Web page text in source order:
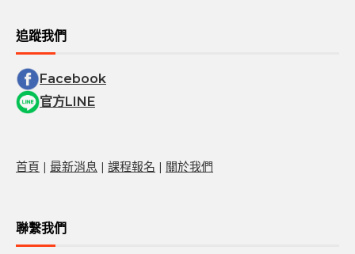
追蹤我們
Facebook
官方LINE
首頁 | 最新消息 | 課程報名 | 關於我們
聯繫我們